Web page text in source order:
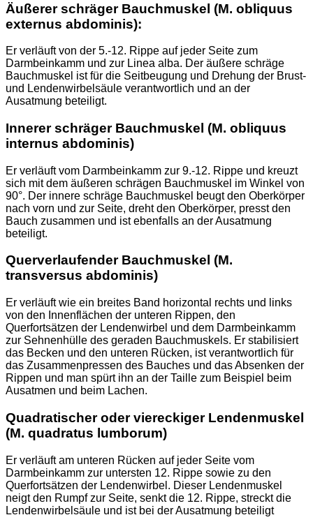
Äußerer schräger Bauchmuskel (M. obliquus
externus abdominis):
Er verläuft von der 5.-12. Rippe auf jeder Seite zum
Darmbeinkamm und zur Linea alba. Der äußere schräge
Bauchmuskel ist für die Seitbeugung und Drehung der Brust-
und Lendenwirbelsäule verantwortlich und an der
Ausatmung beteiligt.
Innerer schräger Bauchmuskel (M. obliquus
internus abdominis)
Er verläuft vom Darmbeinkamm zur 9.-12. Rippe und kreuzt
sich mit dem äußeren schrägen Bauchmuskel im Winkel von
90°. Der innere schräge Bauchmuskel beugt den Oberkörper
nach vorn und zur Seite, dreht den Oberkörper, presst den
Bauch zusammen und ist ebenfalls an der Ausatmung
beteiligt.
Querverlaufender Bauchmuskel (M.
transversus abdominis)
Er verläuft wie ein breites Band horizontal rechts und links
von den Innenflächen der unteren Rippen, den
Querfortsätzen der Lendenwirbel und dem Darmbeinkamm
zur Sehnenhülle des geraden Bauchmuskels. Er stabilisiert
das Becken und den unteren Rücken, ist verantwortlich für
das Zusammenpressen des Bauches und das Absenken der
Rippen und man spürt ihn an der Taille zum Beispiel beim
Ausatmen und beim Lachen.
Quadratischer oder viereckiger Lendenmuskel
(M. quadratus lumborum)
Er verläuft am unteren Rücken auf jeder Seite vom
Darmbeinkamm zur untersten 12. Rippe sowie zu den
Querfortsätzen der Lendenwirbel. Dieser Lendenmuskel
neigt den Rumpf zur Seite, senkt die 12. Rippe, streckt die
Lendenwirbelsäule und ist bei der Ausatmung beteiligt